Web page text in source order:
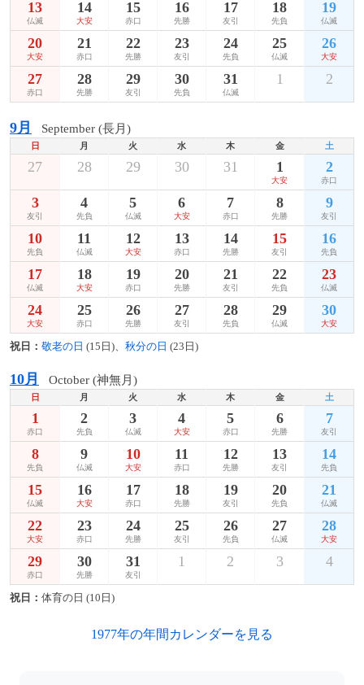
13
仏滅
14
大安
15
赤口
16
先勝
17
友引
18
先負
19
仏滅
20
大安
21
赤口
22
先勝
23
友引
24
先負
25
仏滅
26
大安
27
赤口
28
先勝
29
友引
30
先負
31
仏滅
1 2
9月 September (長月)
日 月 火 水 木 金 土
27 28 29 30 31 1
大安
2
赤口
3
友引
4
先負
5
仏滅
6
大安
7
赤口
8
先勝
9
友引
10
先負
11
仏滅
12
大安
13
赤口
14
先勝
15
友引
16
先負
17
仏滅
18
大安
19
赤口
20
先勝
21
友引
22
先負
23
仏滅
24
大安
25
赤口
26
先勝
27
友引
28
先負
29
仏滅
30
大安
祝日： 敬老の日 (15日)、 秋分の日 (23日)
10月 October (神無月)
日 月 火 水 木 金 土
1
赤口
2
先負
3
仏滅
4
大安
5
赤口
6
先勝
7
友引
8
先負
9
仏滅
10
大安
11
赤口
12
先勝
13
友引
14
先負
15
仏滅
16
大安
17
赤口
18
先勝
19
友引
20
先負
21
仏滅
22
大安
23
赤口
24
先勝
25
友引
26
先負
27
仏滅
28
大安
29
赤口
30
先勝
31
友引
1 2 3 4
祝日： 体育の日 (10日)
1977年の年間カレンダーを見る